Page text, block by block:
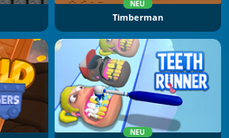
NEU
Timberman
NEU